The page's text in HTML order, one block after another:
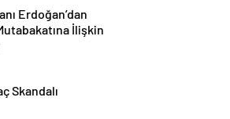
Erdoğan’dan
İlişkin
Skandalı